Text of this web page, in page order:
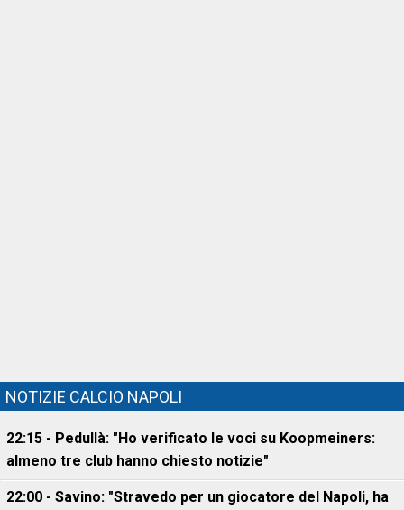
NOTIZIE CALCIO NAPOLI
22:15 - Pedullà: "Ho verificato le voci su Koopmeiners:
almeno tre club hanno chiesto notizie"
22:00 - Savino: "Stravedo per un giocatore del Napoli, ha